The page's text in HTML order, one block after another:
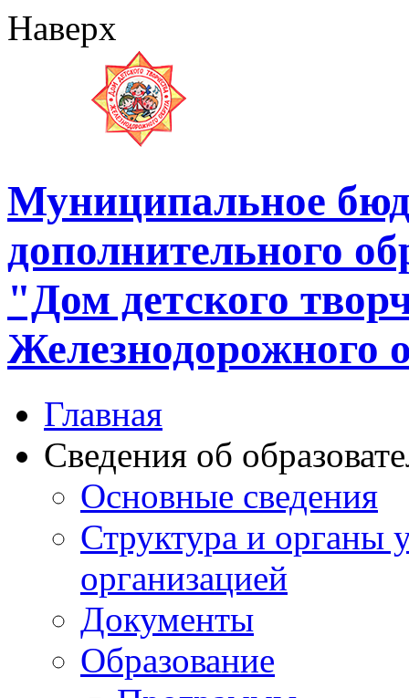
Наверх
Муниципальное
дополнительного
"Дом детского
Железнодорожного
Главная
Сведения об
Основные сведения
Структура и органы
организацией
Документы
Образование